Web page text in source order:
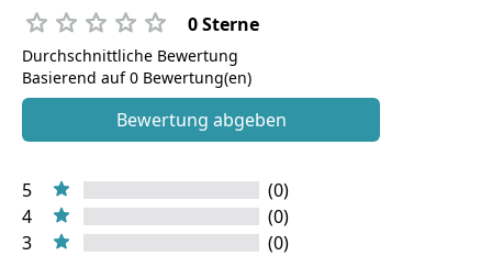
0 Sterne
Durchschnittliche Bewertung
Basierend auf 0 Bewertung(en)
Bewertung abgeben
5
(0)
4
(0)
3
(0)